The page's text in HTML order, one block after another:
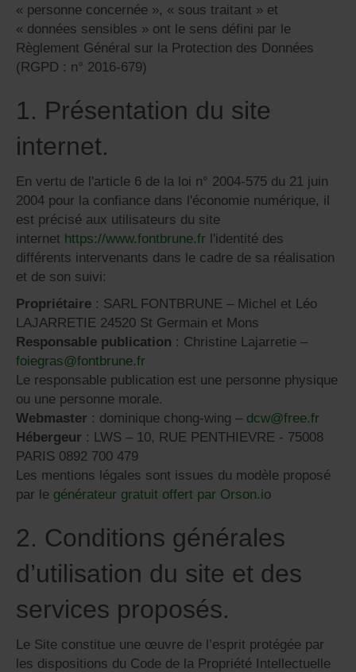
« personne concernée », « sous traitant » et
« données sensibles » ont le sens défini par le
Règlement Général sur la Protection des Données
(RGPD : n° 2016-679)
1. Présentation du site
internet.
En vertu de l'article 6 de la loi n° 2004-575 du 21 juin
2004 pour la confiance dans l'économie numérique, il
est précisé aux utilisateurs du site
internet https://www.fontbrune.fr l'identité des
différents intervenants dans le cadre de sa réalisation
et de son suivi:
Propriétaire : SARL FONTBRUNE – Michel et Léo
LAJARRETIE 24520 St Germain et Mons
Responsable publication : Christine Lajarretie –
foiegras@fontbrune.fr
Le responsable publication est une personne physique
ou une personne morale.
Webmaster : dominique chong-wing – dcw@free.fr
Hébergeur : LWS – 10, RUE PENTHIEVRE - 75008
PARIS 0892 700 479
Les mentions légales sont issues du modèle proposé
par le générateur gratuit offert par Orson.io
2. Conditions générales
d’utilisation du site et des
services proposés.
Le Site constitue une œuvre de l’esprit protégée par
les dispositions du Code de la Propriété Intellectuelle